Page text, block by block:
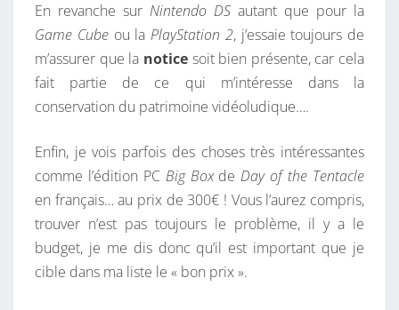
En revanche sur Nintendo DS autant que pour la
Game Cubeou la PlayStation 2, j’essaie toujours de
m’assurer que la noticesoit bien présente, car cela
fait partie de ce qui m’intéresse dans la
conservation du patrimoine vidéoludique….
Enfin, je vois parfois des choses très intéressantes
comme l’édition PC Big BoxdeDay of the Tentacle
en français… au prix de 300€ ! Vous l’aurez compris,
trouver n’est pas toujours le problème, il y a le
budget, je me dis donc qu’il est important que je
cible dans ma liste le « bon prix ».